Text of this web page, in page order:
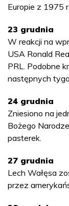
Europie z 1975 r.
23 grudnia
W reakcji na
USA Ronald
PRL. Podobne
następnych
24 grudnia
Zniesiono na
Bożego
pasterek.
27 grudnia
Lech Wałęsa
przez